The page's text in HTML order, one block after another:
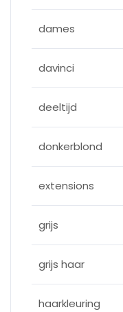
dames
davinci
deeltijd
donkerblond
extensions
grijs
grijs haar
haarkleuring